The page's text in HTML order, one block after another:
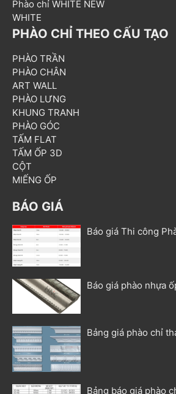
Phào chỉ WHITE NEW
WHITE
PHÀO CHỈ THEO CẤU TẠO
PHÀO TRẦN
PHÀO CHÂN
ART WALL
PHÀO LƯNG
KHUNG TRANH
PHÀO GÓC
TẤM FLAT
TẤM ỐP 3D
CỘT
MIẾNG ỐP
BÁO GIÁ
Báo giá Thi công
Báo giá phào nhựa
Bảng giá phào chỉ
Bảng báo giá phào